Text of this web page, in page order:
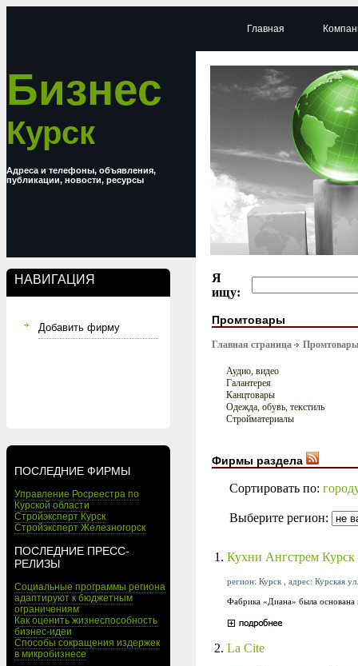
Бизнес
Курск
Адреса и телефоны, объявления,
публикации, новости, ресурсы
НАВИГАЦИЯ
Добавить фирму
ПОСЛЕДНИЕ ФИРМЫ
Управление Росреестра по
Курской области
Стройэксперт Курск
Стройэксперт Железногорск
ПОСЛЕДНИЕ ПРЕСС-
РЕЛИЗЫ
Социальные программы региона
адаптируют к бюджетным
ограничениям
Как оценить жизнеспособность
бизнес-идеи
Способы сокращения издержек
в микробизнесе
Главная
Я
ищу:
Промтовары
Главная страница Промтовары
Аудио, видео
Галантерея
Канцтовары
Одежда, обувь, текстиль
Стройматериалы
Фирмы раздела
Сортировать по:
Выберите регион:
1. Кухни Ангстрем Курск
регион: Курск , адрес: Курская
Фабрика «Диана» была
2. La Cite